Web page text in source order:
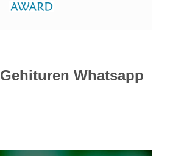
Gehituren Whatsapp